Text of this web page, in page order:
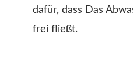
dafür, dass Das
frei fließt.